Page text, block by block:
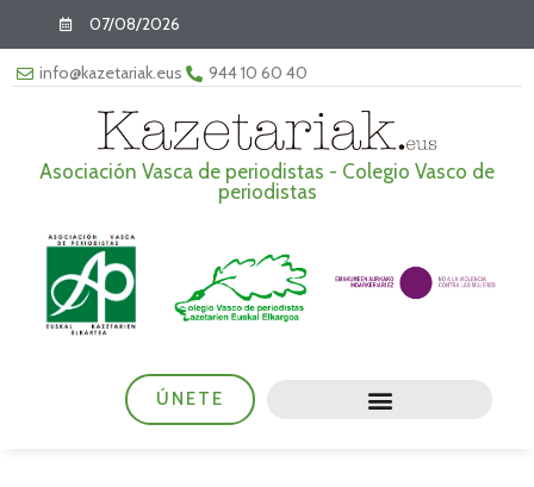
07/08/2026
info@kazetariak.eus 944 10 60 40
Asociación Vasca de periodistas - Colegio Vasco de
periodistas
ÚNETE